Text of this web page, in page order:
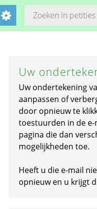
Uw
Uw ondertekening
aanpassen of
door opnieuw te
toestuurden in de
pagina die dan
mogelijkheden toe.
Heeft u die e-mail
opnieuw en u krijgt